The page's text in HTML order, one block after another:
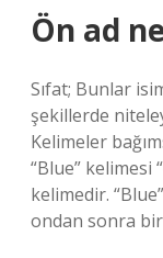
Ön ad
Sıfat; Bunlar
şekillerde
Kelimeler
“Blue” kelimesi
kelimedir.
ondan sonra